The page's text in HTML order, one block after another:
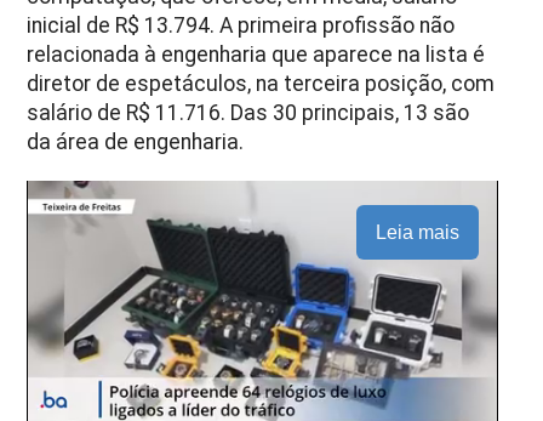
inicial de R$ 13.794. A primeira profissão não
relacionada à engenharia que aparece na lista é
diretor de espetáculos, na terceira posição, com
salário de R$ 11.716. Das 30 principais, 13 são
da área de engenharia.
Leia mais